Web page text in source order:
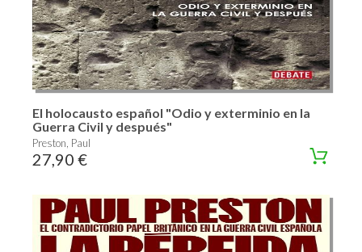
El holocausto español "Odio y exterminio en la
Guerra Civil y después"
Preston, Paul
27,90 €